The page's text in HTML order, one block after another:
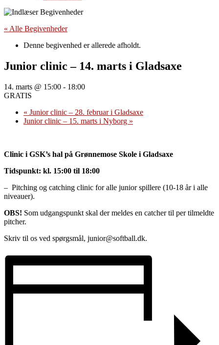
« Alle Begivenheder
Denne begivenhed er allerede afholdt.
Junior clinic – 14. marts i Gladsaxe
14. marts @ 15:00 - 18:00
GRATIS
« Junior clinic – 28. februar i Gladsaxe
Junior clinic – 15. marts i Nyborg »
Clinic i GSK’s hal på Grønnemose Skole i Gladsaxe
Tidspunkt: kl. 15:00 til 18:00
– Pitching og catching clinic for alle junior spillere (10-18 år i alle
niveauer).
OBS! Som udgangspunkt skal der meldes en catcher til per tilmeldte
pitcher.
Skriv til os ved spørgsmål, junior@softball.dk.